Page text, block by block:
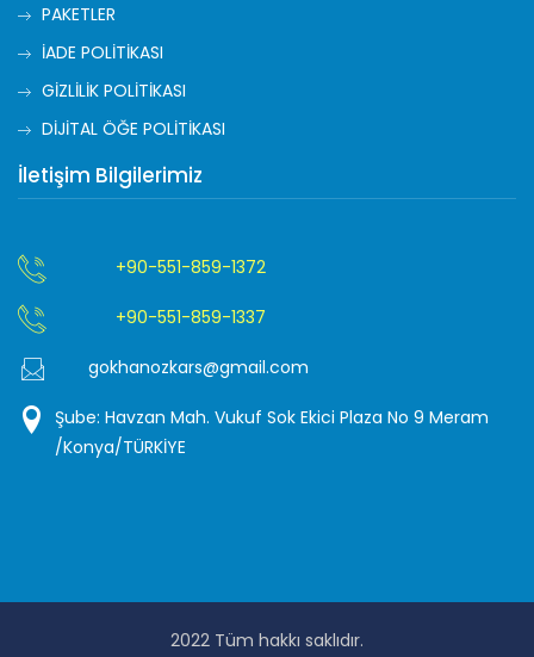
PAKETLER
İADE POLİTİKASI
GİZLİLİK POLİTİKASI
DİJİTAL ÖĞE POLİTİKASI
İletişim Bilgilerimiz
+90-551-859-1372
+90-551-859-1337
gokhanozkars@gmail.com
Şube: Havzan Mah. Vukuf Sok Ekici Plaza No 9 Meram
/Konya/TÜRKİYE
2022 Tüm hakkı saklıdır.